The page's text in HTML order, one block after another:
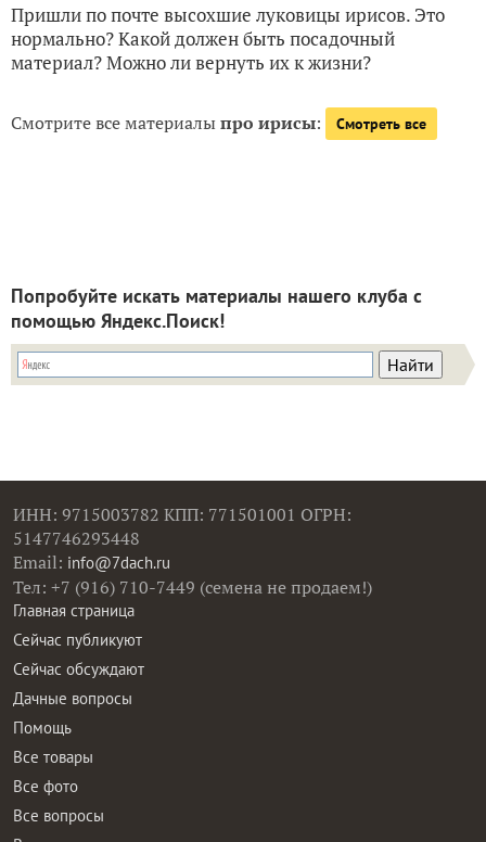
Пришли по почте высохшие луковицы ирисов. Это
нормально? Какой должен быть посадочный
материал? Можно ли вернуть их к жизни?
Смотрите все материалыпро ирисы: Смотреть все
Попробуйте искать материалы нашего клуба с
помощью Яндекс.Поиск!
ИНН: 9715003782 КПП: 771501001 ОГРН:
5147746293448
Email: info@7dach.ru
Тел: +7 (916) 710-7449 (семена не продаем!)
Главная страница
Сейчас публикуют
Сейчас обсуждают
Дачные вопросы
Помощь
Все товары
Все фото
Все вопросы